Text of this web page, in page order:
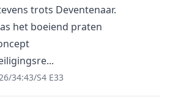
trots Deventenaar.
het boeiend praten
/34:43/S4 E33